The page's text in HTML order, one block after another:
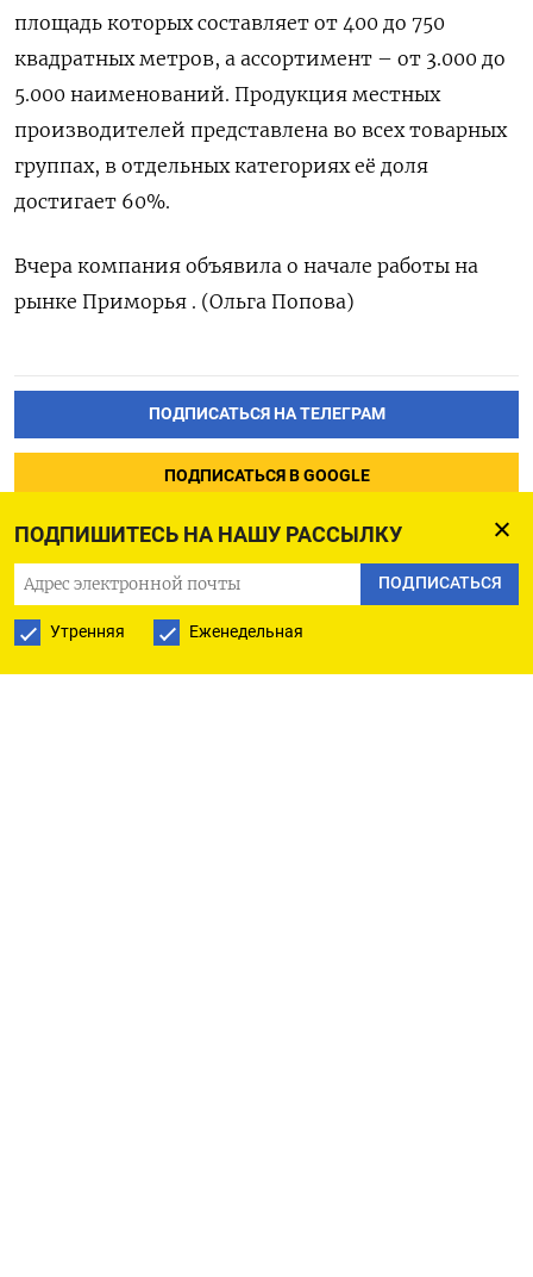
ПОДПИШИТЕСЬ НА НАШУ РАССЫЛКУ
ПОДПИСАТЬСЯ
Утренняя Еженедельная
площадь которых составляет от 400 до 750
квадратных метров, а ассортимент – от 3.000 до
5.000 наименований. Продукция местных
производителей представлена во всех товарных
группах, в отдельных категориях её доля
достигает 60%.
Вчера компания объявила о начале работы на
рынке Приморья . (Ольга Попова)
ПОДПИСАТЬСЯ НА ТЕЛЕГРАМ
ПОДПИСАТЬСЯ В GOOGLE